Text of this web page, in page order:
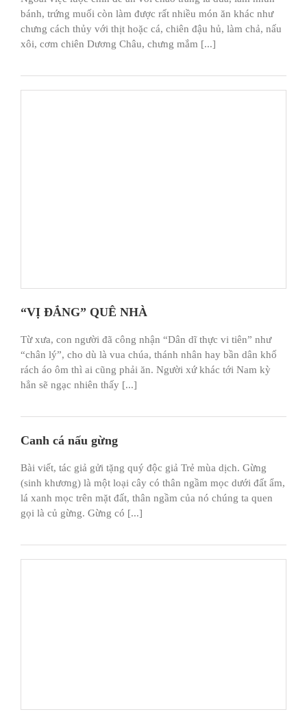
bánh, trứng muối còn làm được rất nhiều món ăn khác như
chưng cách thủy với thịt hoặc cá, chiên đậu hủ, làm chả, nấu
xôi, cơm chiên Dương Châu, chưng mắm [...]
“VỊ ĐẮNG” QUÊ NHÀ
Từ xưa, con người đã công nhận “Dân dĩ thực vi tiên” như
“chân lý”, cho dù là vua chúa, thánh nhân hay bần dân khố
rách áo ôm thì ai cũng phải ăn. Người xứ khác tới Nam kỳ
hẳn sẽ ngạc nhiên thấy [...]
Canh cá nấu gừng
Bài viết, tác giả gửi tặng quý độc giả Trẻ mùa dịch. Gừng
(sinh khương) là một loại cây có thân ngầm mọc dưới đất ẩm,
lá xanh mọc trên mặt đất, thân ngầm của nó chúng ta quen
gọi là củ gừng. Gừng có [...]